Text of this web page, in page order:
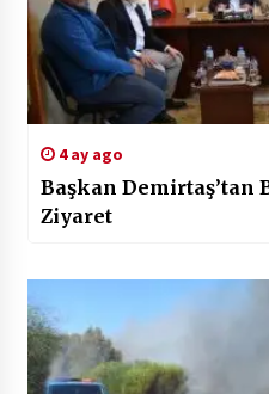
4 ay ago
Başkan Demirtaş’tan
Ziyaret